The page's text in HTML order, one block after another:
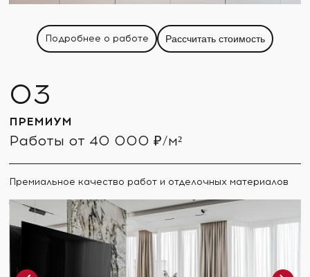
Подробнее о работе Рассчитать стоимость
ПРЕМИУМ
Работы от 40 000 ₽/м²
Премиальное качество работ и отделочных материалов